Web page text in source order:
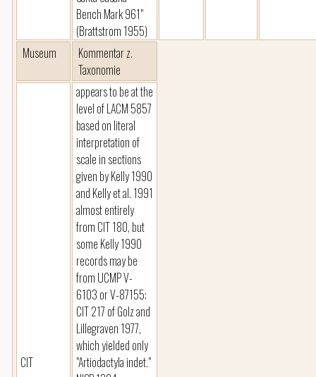
Bench Mark 961"
(Brattstrom 1955)
Museum
Kommentar z.
Taxonomie
CIT
appears to be at the
level of LACM 5857
based on literal
interpretation of
scale in sections
given by Kelly 1990
and Kelly et al. 1991
almost entirely
from CIT 180, but
some Kelly 1990
records may be
from UCMP V-
6103 or V-87155;
CIT 217 of Golz and
Lillegraven 1977,
which yielded only
"Artiodactyla indet."